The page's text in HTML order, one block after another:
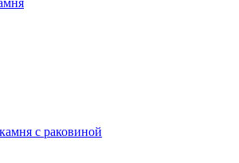
с раковиной